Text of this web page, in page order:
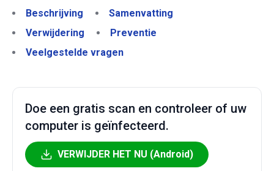
Beschrijving
Samenvatting
Verwijdering
Preventie
Veelgestelde vragen
Doe een gratis scan en controleer of uw
computer is geïnfecteerd.
VERWIJDER HET NU (Android)